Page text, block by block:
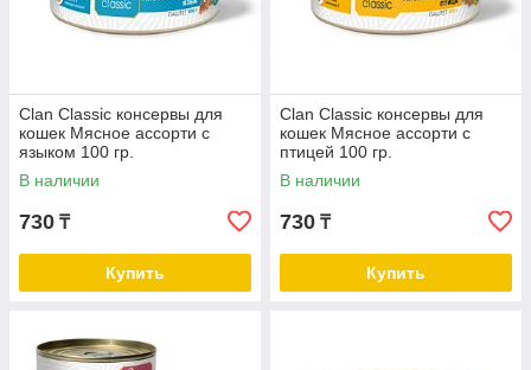
Clan Classic консервы для
кошек Мясное ассорти с
языком 100 гр.
В наличии
730 ₸
Купить
Clan Classic консервы для
кошек Мясное ассорти с
птицей 100 гр.
В наличии
730 ₸
Купить